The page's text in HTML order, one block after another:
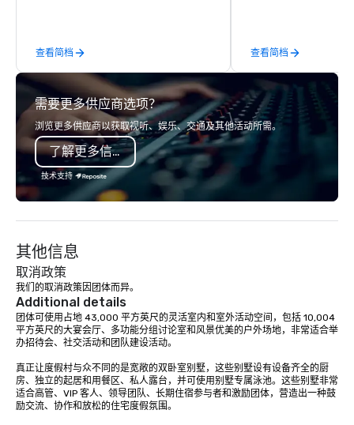
and craft cocktails at each venue, all
with complete VIP service. This unique
experience gives guests the
opportunity to sit next to different
colleagues at each venue to mix,
mingle, and easily network. Each tour
is led by a professional guide
specializing in escorting large groups
with utmost care, who personalizes
each experience with fun and
engaging information along the way.
entertaining activity and unique
dining experience melded into one,
that are sure to add new vitality to
meeting events, from conferences to
team building. All-Inclusive Group
Dining When meeting planners book a
Smacking Foodie Tours, the entire
group is assured a top-notch dining
experience with three to four
查看简档
jean bash or a formal
StarAlliance Band
occasion. From
private parties to
anniversaries, and
you covered. Song
soft rock, and jazz.
experience live band
atmosphere, and
a great time. Acoustic
StarAlliance offers an
Same great energy
查看简档
需要更多供应商选项？
浏览更多供应商以获取视听、娱乐、交通及其他活动所需。
了解更多信息
技术支持
其他信息
取消政策
我们的取消政策因团体而异。
Additional details
团体可使用占地 43,000 平方英尺的灵活室内和室外活动空间，包括 10,004
平方英尺的大宴会厅、多功能分组讨论室和风景优美的户外场地，非常适合举
办招待会、社交活动和团队建设活动。
真正让度假村与众不同的是宽敞的双卧室别墅，这些别墅设有设备齐全的厨
房、独立的起居和用餐区、私人露台，并可使用别墅专属泳池。这些别墅非常
适合高管、VIP 客人、领导团队、长期住宿参与者和激励团体，营造出一种鼓
励交流、协作和放松的住宅度假氛围。